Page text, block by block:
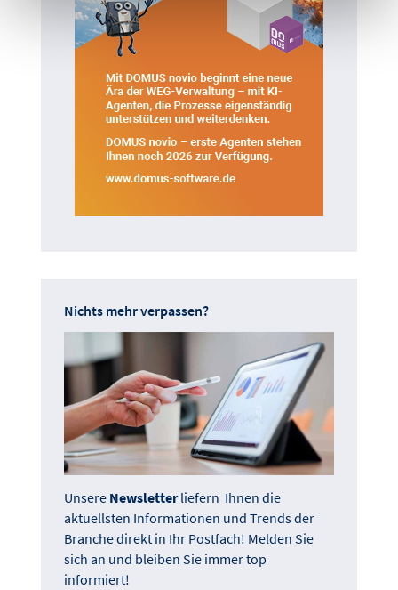
Nichts mehr verpassen?
Unsere Newsletterliefern Ihnen die
aktuellsten Informationen und Trends der
Branche direkt in Ihr Postfach! Melden Sie
sich an und bleiben Sie immer top
informiert!